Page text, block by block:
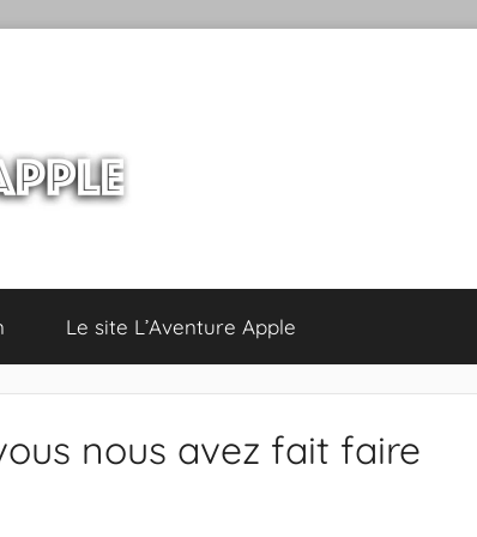
Le site L’Aventure Apple
nous avez fait faire